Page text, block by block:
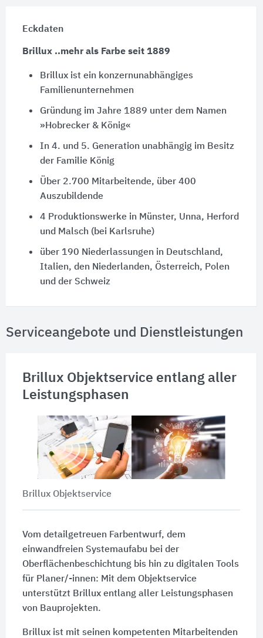
Eckdaten
Brillux ..mehr als Farbe seit 1889
Brillux ist ein konzernunabhängiges
Familienunternehmen
Gründung im Jahre 1889 unter dem Namen
»Hobrecker & König«
In 4. und 5. Generation unabhängig im Besitz
der Familie König
Über 2.700 Mitarbeitende, über 400
Auszubildende
4 Produktionswerke in Münster, Unna, Herford
und Malsch (bei Karlsruhe)
über 190 Niederlassungen in Deutschland,
Italien, den Niederlanden, Österreich, Polen
und der Schweiz
Serviceangebote und Dienstleistungen
Brillux Objektservice entlang aller
Leistungsphasen
Brillux Objektservice
Vom detailgetreuen Farbentwurf, dem
einwandfreien Systemaufabu bei der
Oberflächenbeschichtung bis hin zu digitalen Tools
für Planer/-innen: Mit dem Objektservice
unterstützt Brillux entlang aller Leistungsphasen
von Bauprojekten.
Brillux ist mit seinen kompetenten Mitarbeitenden